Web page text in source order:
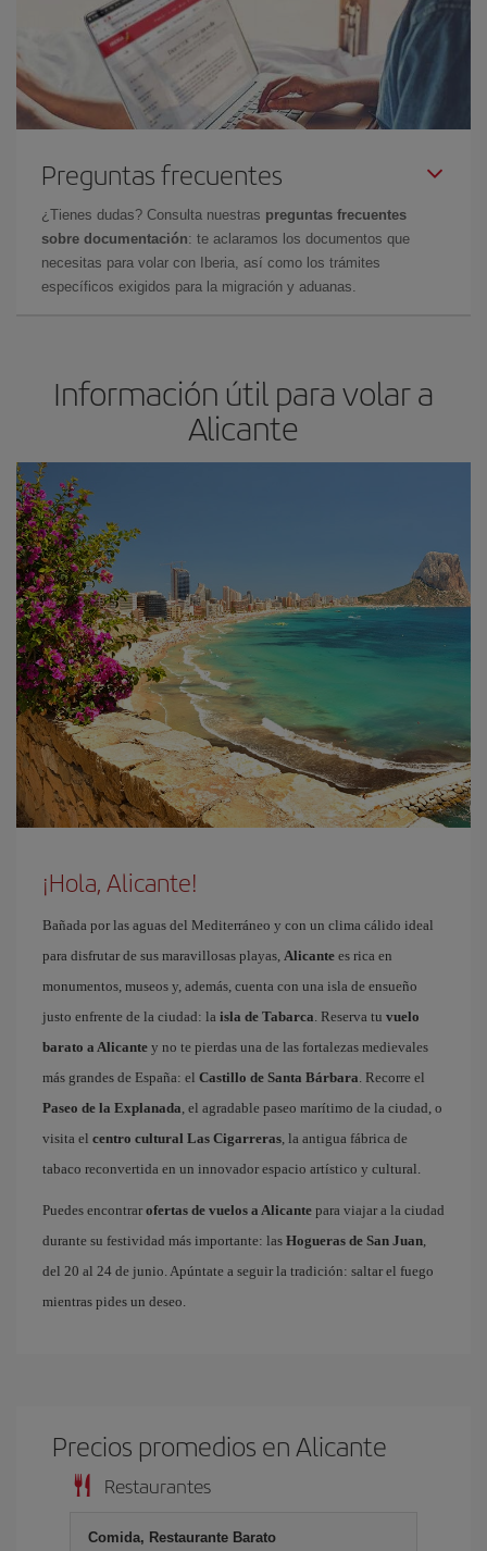
Preguntas frecuentes
¿Tienes dudas? Consulta nuestras preguntas frecuentes
sobre documentación: te aclaramos los documentos que
necesitas para volar con Iberia, así como los trámites
específicos exigidos para la migración y aduanas.
Información útil para volar a
Alicante
¡Hola, Alicante!
Bañada por las aguas del Mediterráneo y con un clima cálido ideal
para disfrutar de sus maravillosas playas, Alicante es rica en
monumentos, museos y, además, cuenta con una isla de ensueño
justo enfrente de la ciudad: la isla de Tabarca . Reserva tu vuelo
barato a Alicante y no te pierdas una de las fortalezas medievales
más grandes de España: el Castillo de Santa Bárbara . Recorre el
Paseo de la Explanada , el agradable paseo marítimo de la ciudad, o
visita el centro cultural Las Cigarreras , la antigua fábrica de
tabaco reconvertida en un innovador espacio artístico y cultural.
Puedes encontrar ofertas de vuelos a Alicante para viajar a la ciudad
durante su festividad más importante: las Hogueras de San Juan
del 20 al 24 de junio. Apúntate a seguir la tradición: saltar el fuego
mientras pides un deseo.
Precios promedios en Alicante
Restaurantes
Comida, Restaurante Barato